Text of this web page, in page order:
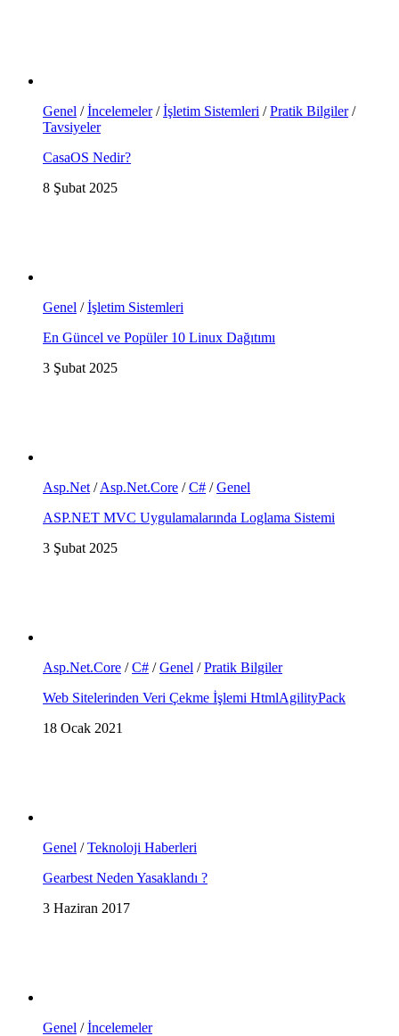
Genel /İncelemeler/İşletim Sistemleri /Pratik Bilgiler/
Tavsiyeler
CasaOS Nedir?
8 Şubat 2025
Genel /İşletim Sistemleri
En Güncel ve Popüler 10 Linux Dağıtımı
3 Şubat 2025
Asp.Net /Asp.Net.Core /C# /Genel
ASP.NET MVC Uygulamalarında Loglama Sistemi
3 Şubat 2025
Asp.Net.Core /C# /Genel /Pratik Bilgiler
Web Sitelerinden Veri Çekme İşlemi HtmlAgilityPack
18 Ocak 2021
Genel /Teknoloji Haberleri
Gearbest Neden Yasaklandı ?
3 Haziran 2017
Genel /İncelemeler